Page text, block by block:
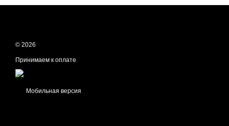
© 2026
Принимаем к оплате
Мобильная версия